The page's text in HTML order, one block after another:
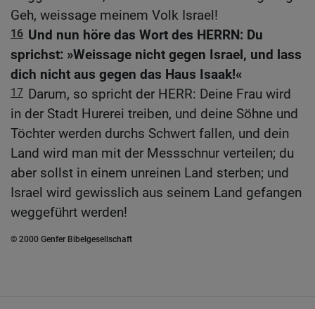
Geh, weissage meinem Volk Israel!
16 Und nun höre das Wort des HERRN: Du
sprichst: »Weissage nicht gegen Israel, und lass
dich nicht aus gegen das Haus Isaak!«
17 Darum, so spricht der HERR: Deine Frau wird
in der Stadt Hurerei treiben, und deine Söhne und
Töchter werden durchs Schwert fallen, und dein
Land wird man mit der Messschnur verteilen; du
aber sollst in einem unreinen Land sterben; und
Israel wird gewisslich aus seinem Land gefangen
weggeführt werden!
© 2000 Genfer Bibelgesellschaft